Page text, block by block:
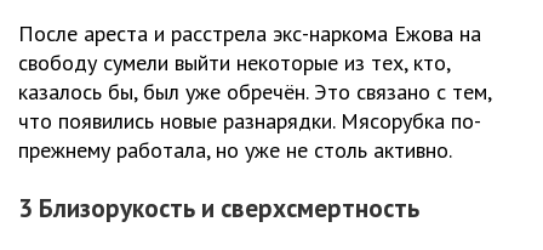
После ареста и расстрела экс-наркома Ежова на
свободу сумели выйти некоторые из тех, кто,
казалось бы, был уже обречён. Это связано с тем,
что появились новые разнарядки. Мясорубка по-
прежнему работала, но уже не столь активно.
3 Близорукость и сверхсмертность